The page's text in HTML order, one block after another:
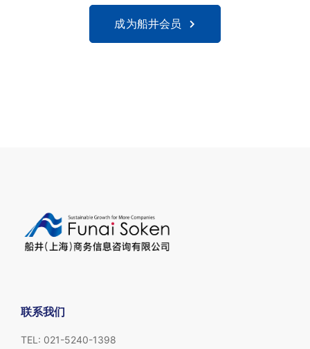
成为船井会员
联系我们
TEL: 021-5240-1398